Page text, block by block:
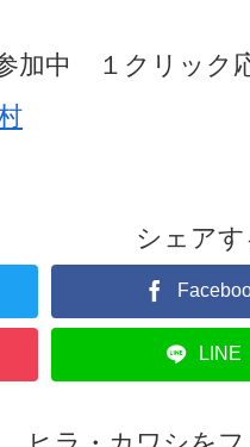
中 １クリッ
シェアす
LINE